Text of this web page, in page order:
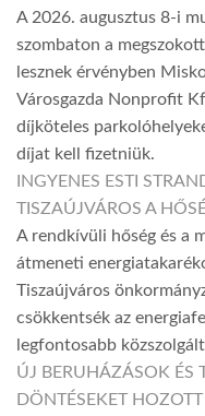
A 2026. augusztus 8-i
szombaton a
lesznek érvényben
Városgazda Nonprofit
díjköteles
díjat kell fizetniük.
INGYENES ESTI
TISZAÚJVÁROS A
A rendkívüli hőség és a
átmeneti
Tiszaújváros
csökkentsék az
legfontosabb
ÚJ BERUHÁZÁSOK ÉS
DÖNTÉSEKET